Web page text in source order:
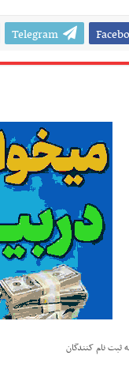
Telegram
ثبت نام کنندگان